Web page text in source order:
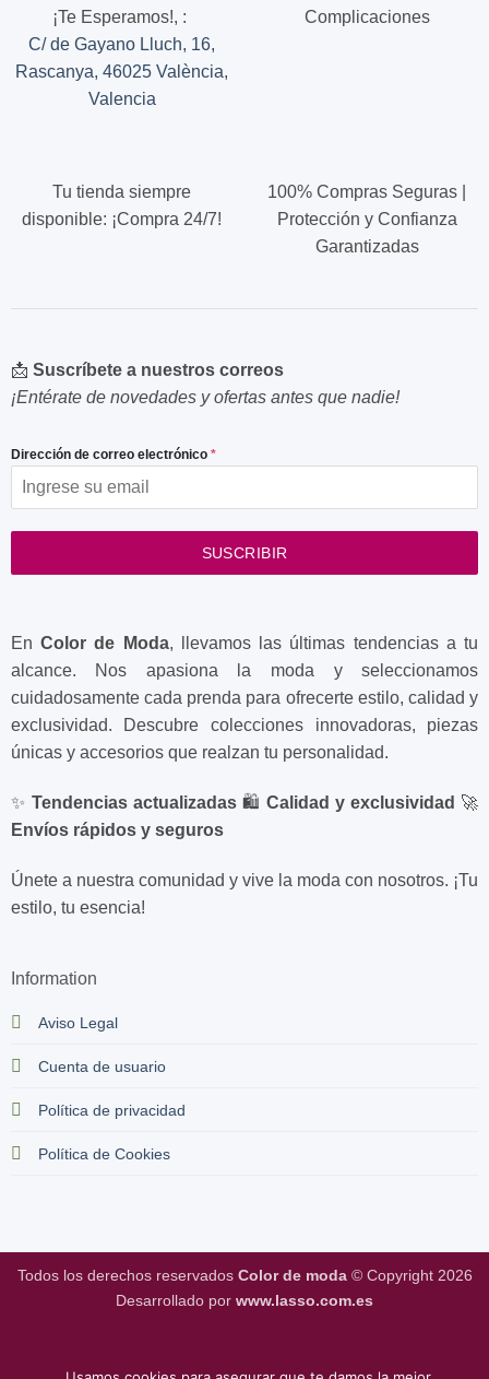
pueden
elegir
en
¡Te Esperamos!, :
C/ de Gayano Lluch, 16,
Rascanya, 46025 València,
Valencia
Complicaciones
Tu tienda siempre
disponible: ¡Compra 24/7!
100% Compras Seguras |
Protección y Confianza
Garantizadas
EnColor de Moda, llevamos las últimas tendencias a tu
alcance. Nos apasiona la moda y seleccionamos
cuidadosamente cada prenda para ofrecerte estilo, calidad y
exclusividad. Descubre colecciones innovadoras, piezas
únicas y accesorios que realzan tu personalidad.
✨ Tendencias actualizadas🛍️Calidad y exclusividad 🚀
Envíos rápidos y seguros
Únete a nuestra comunidad y vive la moda con nosotros. ¡Tu
estilo, tu esencia!
Information
Aviso Legal
Cuenta de usuario
Política de privacidad
Política de Cookies
📩 Suscríbete a nuestros correos
¡Entérate de novedades y ofertas antes que nadie!
Dirección de correo electrónico *
SUSCRIBIR
Todos los derechos reservados Color de moda© Copyright 2026
Desarrollado por www.lasso.com.es